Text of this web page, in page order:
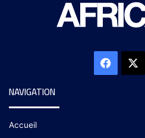
NAVIGATION
Accueil